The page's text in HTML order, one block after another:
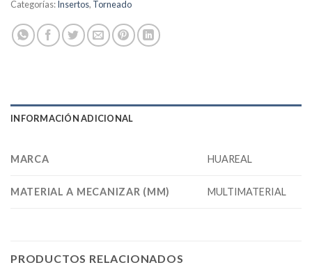
Categorías:Insertos, Torneado
INFORMACIÓN ADICIONAL
MARCA HUAREAL
MATERIAL A MECANIZAR (MM) MULTIMATERIAL
PRODUCTOS RELACIONADOS